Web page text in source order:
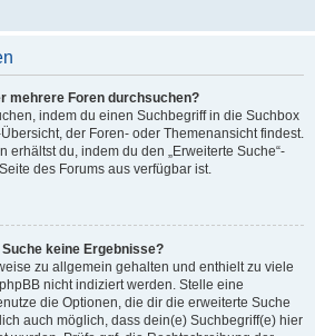
mehrere Foren durchsuchen?
indem du einen Suchbegriff in die Suchbox
der Foren- oder Themenansicht findest.
erhältst du, indem du den „Erweiterte Suche“-
des Forums aus verfügbar ist.
keine Ergebnisse?
zu allgemein gehalten und enthielt zu viele
nicht indiziert werden. Stelle eine
die Optionen, die dir die erweiterte Suche
auch möglich, dass dein(e) Suchbegriff(e) hier